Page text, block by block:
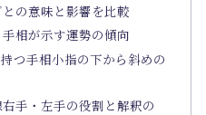
の意味と影響を比較
相が示す運勢の傾向
つ手相小指の下から斜めの
手・左手の役割と解釈の